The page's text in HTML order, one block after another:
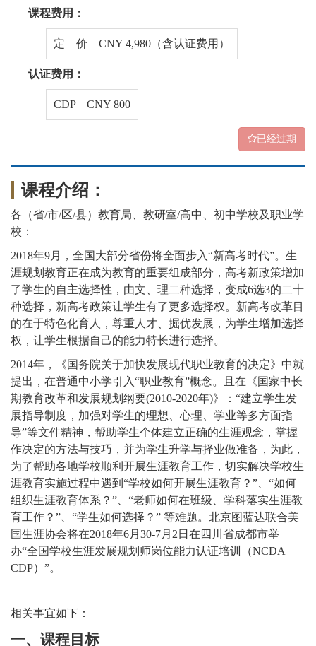
课程费用：
定 价 CNY 4,980（含认证费用）
认证费用：
CDP CNY 800
已经过期
课程介绍：
各（省/市/区/县）教育局、教研室/高中、初中学校及职业学
校：
2018年9月，全国大部分省份将全面步入“新高考时代”。生
涯规划教育正在成为教育的重要组成部分，高考新政策增加
了学生的自主选择性，由文、理二种选择，变成6选3的二十
种选择，新高考政策让学生有了更多选择权。新高考改革目
的在于特色化育人，尊重人才、掘优发展，为学生增加选择
权，让学生根据自己的能力特长进行选择。
2014年，《国务院关于加快发展现代职业教育的决定》中就
提出，在普通中小学引入“职业教育”概念。且在《国家中长
期教育改革和发展规划纲要(2010-2020年)》：“建立学生发
展指导制度，加强对学生的理想、心理、学业等多方面指
导”等文件精神，帮助学生个体建立正确的生涯观念，掌握
作决定的方法与技巧，并为学生升学与择业做准备，为此，
为了帮助各地学校顺利开展生涯教育工作，切实解决学校生
涯教育实施过程中遇到“学校如何开展生涯教育？”、“如何
组织生涯教育体系？”、“老师如何在班级、学科落实生涯教
育工作？”、“学生如何选择？” 等难题。北京图蓝达联合美
国生涯协会将在2018年6月30-7月 2 日在四川省成都市举
办“全国学校生涯发展规划师岗位能力认证培训（NCDA
CDP）”。
相关事宜如下：
一、课程目标